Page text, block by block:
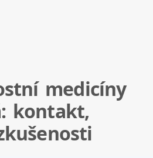
medicíny
kontakt,